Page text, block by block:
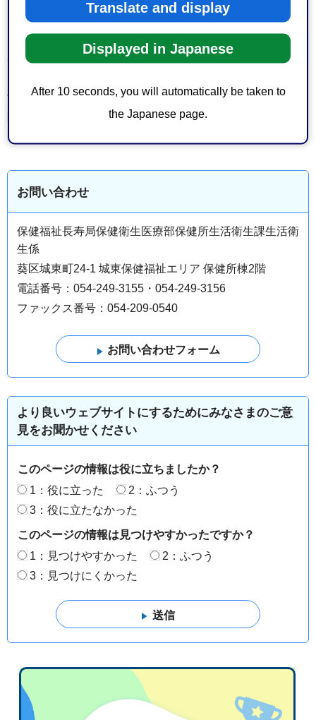
Translate and display
Displayed in Japanese
After 10 seconds, you will automatically be taken to
the Japanese page.
1 この要綱は、平成22 年11 月1日から施行する。
（旧要綱の廃止）
2 静岡市診療所の療養病床の設置許可等に係る指導要綱
する。
この要綱は、平成27 年4月1 日から施行する。
お問い合わせ
保健福祉長寿局保健衛生医療部保健所生活衛生課生活衛
生係
葵区城東町24-1 城東保健福祉エリア 保健所棟2階
電話番号：054-249-3155・054-249-3156
ファックス番号：054-209-0540
より良いウェブサイトにするためにみなさまのご意
見をお聞かせください
このページの情報は役に立ちましたか？
1：役に立った
2：ふつう
3：役に立たなかった
このページの情報は見つけやすかったですか？
1：見つけやすかった
2：ふつう
3：見つけにくかった